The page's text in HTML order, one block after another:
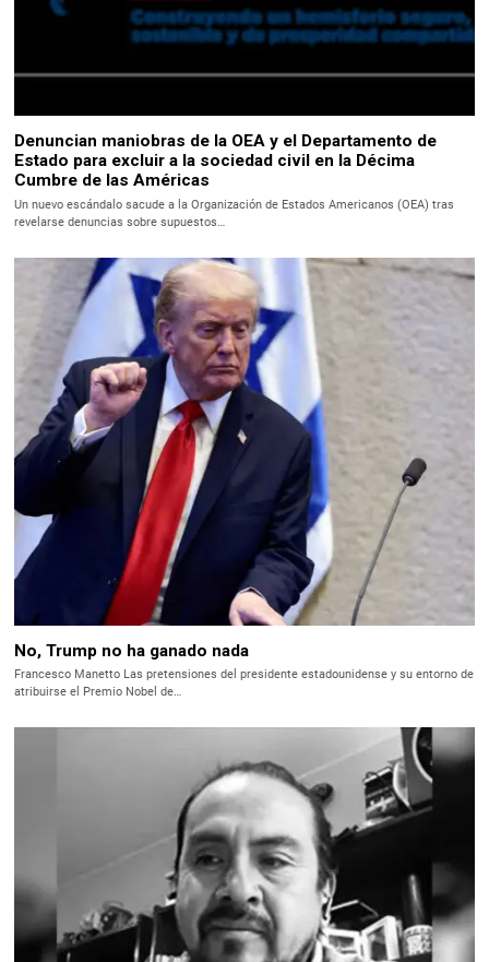
Denuncian maniobras de la OEA y el Departamento de
Estado para excluir a la sociedad civil en la Décima
Cumbre de las Américas
Un nuevo escándalo sacude a la Organización de Estados Americanos (OEA) tras
revelarse denuncias sobre supuestos…
No, Trump no ha ganado nada
Francesco Manetto Las pretensiones del presidente estadounidense y su entorno de
atribuirse el Premio Nobel de…